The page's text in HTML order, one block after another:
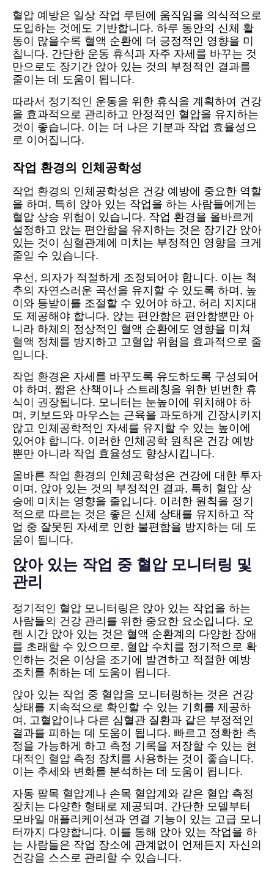
혈압 예방은 일상 작업 루틴에 움직임을 의식적으로
도입하는 것에도 기반합니다. 하루 동안의 신체 활
동이 많을수록 혈액 순환에 더 긍정적인 영향을 미
칩니다. 간단한 운동 휴식과 자주 자세를 바꾸는 것
만으로도 장기간 앉아 있는 것의 부정적인 결과를
줄이는 데 도움이 됩니다.
따라서 정기적인 운동을 위한 휴식을 계획하여 건강
을 효과적으로 관리하고 안정적인 혈압을 유지하는
것이 좋습니다. 이는 더 나은 기분과 작업 효율성으
로 이어집니다.
작업 환경의 인체공학성
작업 환경의 인체공학성은 건강 예방에 중요한 역할
을 하며, 특히 앉아 있는 작업을 하는 사람들에게는
혈압 상승 위험이 있습니다. 작업 환경을 올바르게
설정하고 앉는 편안함을 유지하는 것은 장기간 앉아
있는 것이 심혈관계에 미치는 부정적인 영향을 크게
줄일 수 있습니다.
우선, 의자가 적절하게 조정되어야 합니다. 이는 척
추의 자연스러운 곡선을 유지할 수 있도록 하며, 높
이와 등받이를 조절할 수 있어야 하고, 허리 지지대
도 제공해야 합니다. 앉는 편안함은 편안함뿐만 아
니라 하체의 정상적인 혈액 순환에도 영향을 미쳐
혈액 정체를 방지하고 고혈압 위험을 효과적으로 줄
입니다.
작업 환경은 자세를 바꾸도록 유도하도록 구성되어
야 하며, 짧은 산책이나 스트레칭을 위한 빈번한 휴
식이 권장됩니다. 모니터는 눈높이에 위치해야 하
며, 키보드와 마우스는 근육을 과도하게 긴장시키지
않고 인체공학적인 자세를 유지할 수 있는 높이에
있어야 합니다. 이러한 인체공학 원칙은 건강 예방
뿐만 아니라 작업 효율성도 향상시킵니다.
올바른 작업 환경의 인체공학성은 건강에 대한 투자
이며, 앉아 있는 것의 부정적인 결과, 특히 혈압 상
승에 미치는 영향을 줄입니다. 이러한 원칙을 정기
적으로 따르는 것은 좋은 신체 상태를 유지하고 작
업 중 잘못된 자세로 인한 불편함을 방지하는 데 도
움이 됩니다.
앉아 있는 작업 중 혈압 모니터링 및
관리
정기적인 혈압 모니터링은 앉아 있는 작업을 하는
사람들의 건강 관리를 위한 중요한 요소입니다. 오
랜 시간 앉아 있는 것은 혈액 순환계의 다양한 장애
를 초래할 수 있으므로, 혈압 수치를 정기적으로 확
인하는 것은 이상을 조기에 발견하고 적절한 예방
조치를 취하는 데 도움이 됩니다.
앉아 있는 작업 중 혈압을 모니터링하는 것은 건강
상태를 지속적으로 확인할 수 있는 기회를 제공하
여, 고혈압이나 다른 심혈관 질환과 같은 부정적인
결과를 피하는 데 도움이 됩니다. 빠르고 정확한 측
정을 가능하게 하고 측정 기록을 저장할 수 있는 현
대적인 혈압 측정 장치를 사용하는 것이 좋습니다.
이는 추세와 변화를 분석하는 데 도움이 됩니다.
자동 팔목 혈압계나 손목 혈압계와 같은 혈압 측정
장치는 다양한 형태로 제공되며, 간단한 모델부터
모바일 애플리케이션과 연결 기능이 있는 고급 모니
터까지 다양합니다. 이를 통해 앉아 있는 작업을 하
는 사람들은 작업 장소에 관계없이 언제든지 자신의
건강을 스스로 관리할 수 있습니다.